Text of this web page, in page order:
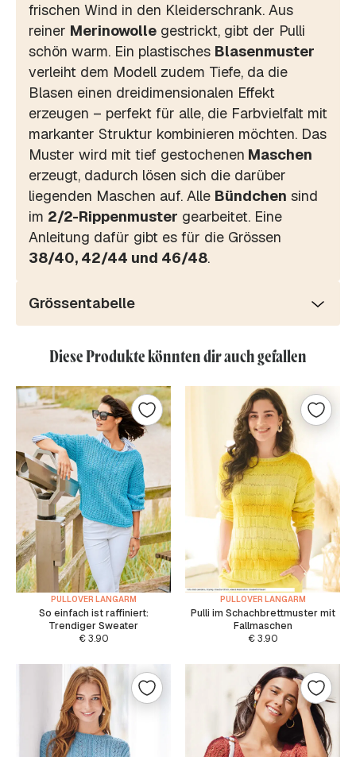
frischen Wind in den Kleiderschrank. Aus
reiner Merinowolle gestrickt, gibt der Pulli
schön warm. Ein plastisches Blasenmuster
verleiht dem Modell zudem Tiefe, da die
Blasen einen dreidimensionalen Effekt
erzeugen – perfekt für alle, die Farbvielfalt mit
markanter Struktur kombinieren möchten. Das
Muster wird mit tief gestochenen Maschen
erzeugt, dadurch lösen sich die darüber
liegenden Maschen auf. Alle Bündchen sind
im 2/2-Rippenmuster gearbeitet. Eine
Anleitung dafür gibt es für die Grössen
38/40, 42/44 und 46/48.
Grössentabelle
Diese Produkte könnten dir auch gefallen
PULLOVER LANGARM
So einfach ist raffiniert:
Trendiger Sweater
€3.90
PULLOVER LANGARM
Pulli im Schachbrettmuster mit
Fallmaschen
€3.90